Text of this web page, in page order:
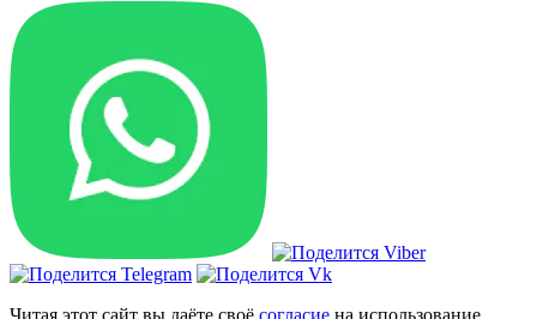
Читая этот сайт вы даёте своё согласие на использование